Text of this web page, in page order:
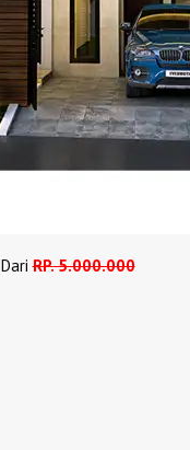
DariRP.5.000.000